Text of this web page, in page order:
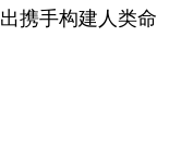
携手构建人类命